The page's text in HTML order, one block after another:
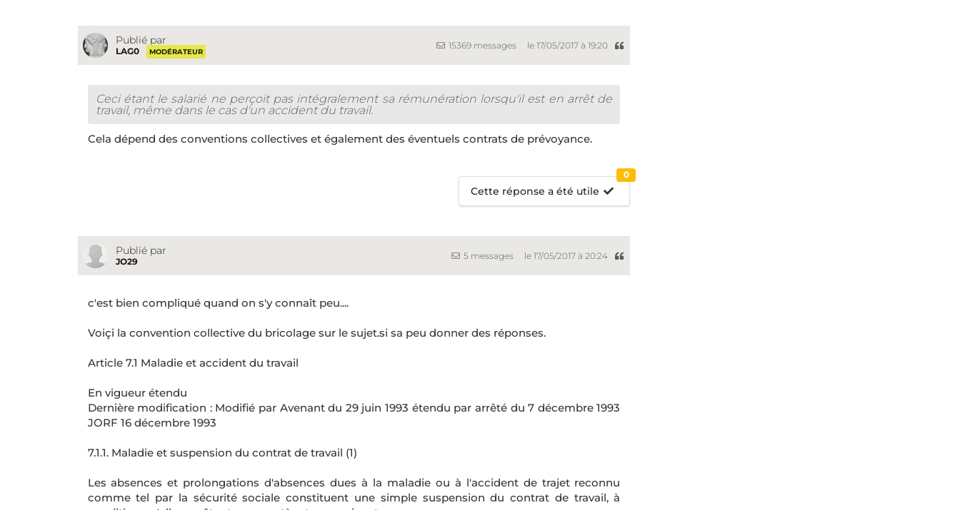
Publié par
LAG0 MODÉRATEUR
15369 messages le 17/05/2017 à 19:20
Ceci étant le salarié ne perçoit pas intégralement sa rémunération lorsqu'il est en arrêt de
travail, même dans le cas d'un accident du travail.
Cela dépend des conventions collectives et également des éventuels contrats de prévoyance.
Cette réponse a été utile
0
Publié par
JO29
5 messages le 17/05/2017 à 20:24
c'est bien compliqué quand on s'y connaît peu....
Voiçi la convention collective du bricolage sur le sujet.si sa peu donner des réponses.
Article 7.1 Maladie et accident du travail
En vigueur étendu
Dernière modification : Modifié par Avenant du 29 juin 1993 étendu par arrêté du 7 décembre 1993
JORF 16 décembre 1993
7.1.1. Maladie et suspension du contrat de travail (1)
Les absences et prolongations d'absences dues à la maladie ou à l'accident de trajet reconnu
comme tel par la sécurité sociale constituent une simple suspension du contrat de travail, à